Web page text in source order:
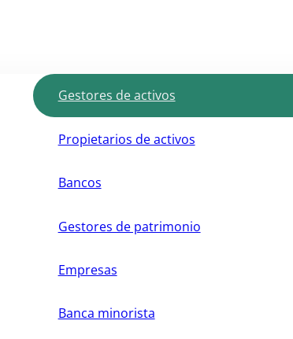
Gestores de activos
Propietarios de activos
Bancos
Gestores de patrimonio
Empresas
Banca minorista